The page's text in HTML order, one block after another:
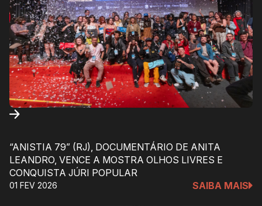
“ANISTIA 79” (RJ), DOCUMENTÁRIO DE ANITA
LEANDRO, VENCE A MOSTRA OLHOS LIVRES E
CONQUISTA JÚRI POPULAR
01 FEV 2026 SAIBA MAIS